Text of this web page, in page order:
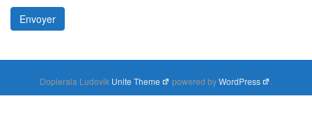
Dopierala Ludovik Unite Theme powered byWordPress .